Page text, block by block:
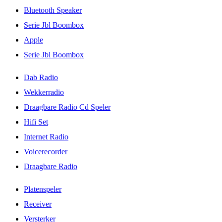
Bluetooth Speaker
Serie Jbl Boombox
Apple
Serie Jbl Boombox
Dab Radio
Wekkerradio
Draagbare Radio Cd Speler
Hifi Set
Internet Radio
Voicerecorder
Draagbare Radio
Platenspeler
Receiver
Versterker